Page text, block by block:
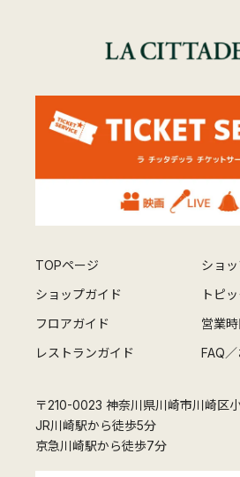
TOPページ
ショ
ショップガイド
トピ
フロアガイド
営業
レストランガイド
FAQ
〒210-0023 神奈川県川崎市川崎区
JR川崎駅から徒歩5分
京急川崎駅から徒歩7分